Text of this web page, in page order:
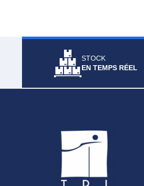
STOCK
EN TEMPS RÉEL